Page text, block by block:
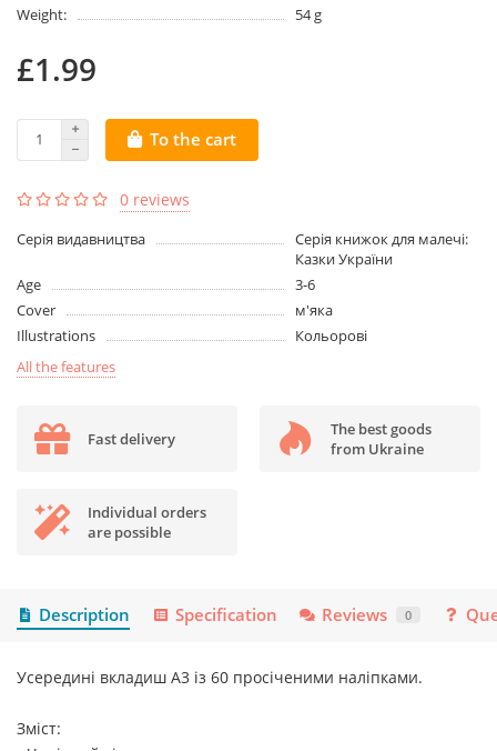
Weight:
54 g
£1.99
To the cart
0 reviews
Серія видавництва
Серія книжок для малечі:
Казки України
Age
3-6
Cover
м'яка
Illustrations
Кольорові
All the features
Fast delivery
The best goods
from Ukraine
Individual orders
are possible
Description Specification Reviews 0
Усередині вкладиш А3 із 60 просіченими наліпками.
Зміст: